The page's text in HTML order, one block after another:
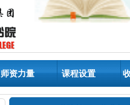
师资力量 课程设置